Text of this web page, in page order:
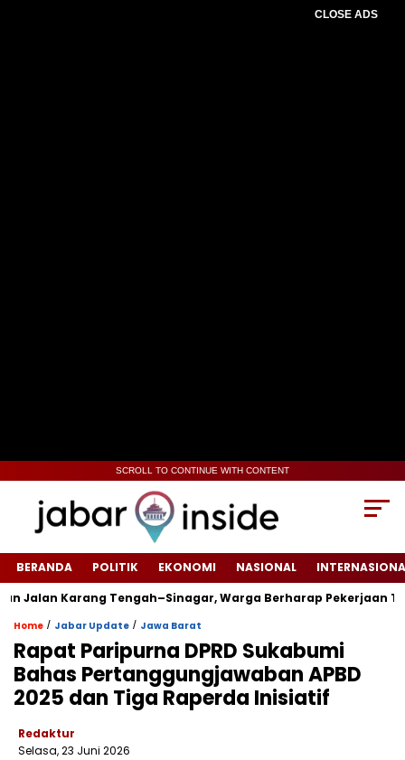
CLOSE ADS
SCROLL TO CONTINUE WITH CONTENT
BERANDA POLITIK EKONOMI NASIONAL
Karang Tengah–Sinagar, Warga Berharap Pekerjaan Tepat
Home / Jabar Update / Jawa Barat
‎Rapat Paripurna DPRD Sukabumi
Bahas Pertanggungjawaban APBD
2025 dan Tiga Raperda Inisiatif‎
Redaktur
Selasa, 23 Juni 2026